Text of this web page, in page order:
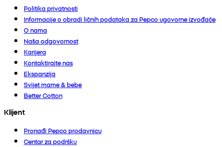
Politika privatnosti
Informacije o obradi ličnih podataka za Pepco ugovorne izvođače
O nama
Naša odgovornost
Karijera
Kontaktirajte nas
Ekspanzija
Svijet mame & bebe
Better Cotton
Klijent
Pronađi Pepco prodavnicu
Centar za podršku